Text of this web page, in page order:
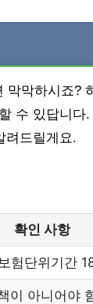
막하시죠?
수 있답니다
려드릴게요.
확인 사항
험단위기간
이 아니어야